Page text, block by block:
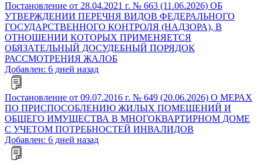
Постановление от 28.04.2021 г. № 663 (11.06.2026) ОБ
УТВЕРЖДЕНИИ ПЕРЕЧНЯ ВИДОВ ФЕДЕРАЛЬНОГО
ГОСУДАРСТВЕННОГО КОНТРОЛЯ (НАДЗОРА), В
ОТНОШЕНИИ КОТОРЫХ ПРИМЕНЯЕТСЯ
ОБЯЗАТЕЛЬНЫЙ ДОСУДЕБНЫЙ ПОРЯДОК
РАССМОТРЕНИЯ ЖАЛОБ
Добавлен: 6 дней назад
Постановление от 09.07.2016 г. № 649 (20.06.2026) О МЕРАХ
ПО ПРИСПОСОБЛЕНИЮ ЖИЛЫХ ПОМЕЩЕНИЙ И
ОБЩЕГО ИМУЩЕСТВА В МНОГОКВАРТИРНОМ ДОМЕ
С УЧЕТОМ ПОТРЕБНОСТЕЙ ИНВАЛИДОВ
Добавлен: 6 дней назад